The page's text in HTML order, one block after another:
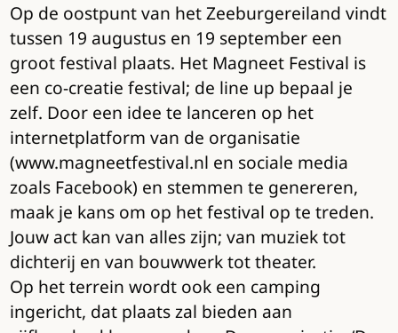
Op de oostpunt van het Zeeburgereiland vindt
tussen 19 augustus en 19 september een
groot festival plaats. Het Magneet Festival is
een co-creatie festival; de line up bepaal je
zelf. Door een idee te lanceren op het
internetplatform van de organisatie
(www.magneetfestival.nl en sociale media
zoals Facebook) en stemmen te genereren,
maak je kans om op het festival op te treden.
Jouw act kan van alles zijn; van muziek tot
dichterij en van bouwwerk tot theater.
Op het terrein wordt ook een camping
ingericht, dat plaats zal bieden aan